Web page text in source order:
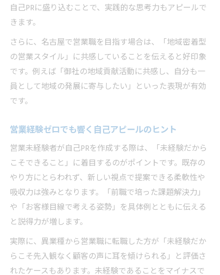
自己PRに盛り込むことで、実践的な思考力もアピールで
きます。
さらに、名古屋で営業職を目指す場合は、「地域密着型
の営業スタイル」に共感していることを伝えると好印象
です。例えば「御社の地域貢献活動に共感し、自分も一
員として地域の発展に寄与したい」といった表現が有効
です。
営業経験ゼロでも響く自己アピールのヒント
営業未経験者が自己PRを作成する際は、「未経験だから
こそできること」に着目するのがポイントです。既存の
やり方にとらわれず、新しい視点で提案できる柔軟性や
吸収力は強みとなります。「前職で培った課題解決力」
や「お客様目線で考える姿勢」を具体例とともに伝える
と説得力が増します。
実際に、異業種から営業職に転職した方が「未経験だか
らこそ先入観なく顧客の声に耳を傾けられる」と評価さ
れたケースもあります。未経験であることをマイナスで